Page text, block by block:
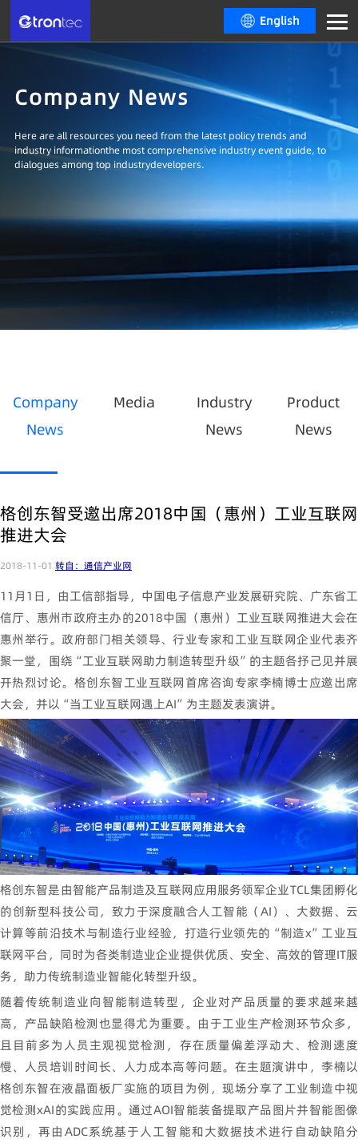
English
Company News
Here are all resources you need from the latest policy trends and
industry informationthe most comprehensive industry event guide, to
dialogues among top industrydevelopers.
Company
News
Media
Industry
News
Product
News
格创东智受邀出席2018中国（惠州）工业互联网
推进大会
2018-11-01 转自：通信产业网
11月1日，由工信部指导，中国电子信息产业发展研究院、广东省工
信厅、惠州市政府主办的2018中国（惠州）工业互联网推进大会在
惠州举行。政府部门相关领导、行业专家和工业互联网企业代表齐
聚一堂，围绕“工业互联网助力制造转型升级”的主题各抒己见并展
开热烈讨论。格创东智工业互联网首席咨询专家李楠博士应邀出席
大会，并以“当工业互联网遇上AI”为主题发表演讲。
格创东智是由智能产品制造及互联网应用服务领军企业TCL集团孵化
的创新型科技公司，致力于深度融合人工智能（AI）、大数据、云
计算等前沿技术与制造行业经验，打造行业领先的“制造x”工业互
联网平台，同时为各类制造业企业提供优质、安全、高效的管理IT服
务，助力传统制造业智能化转型升级。
随着传统制造业向智能制造转型，企业对产品质量的要求越来越
高，产品缺陷检测也显得尤为重要。由于工业生产检测环节众多，
且目前多为人员主观视觉检测，存在质量偏差浮动大、检测速度
慢、人员培训时间长、人力成本高等问题。在主题演讲中，李楠以
格创东智在液晶面板厂实施的项目为例，现场分享了工业制造中视
觉检测xAI的实践应用。通过AOI智能装备提取产品图片并智能图像
识别，再由ADC系统基于人工智能和大数据技术进行自动缺陷分